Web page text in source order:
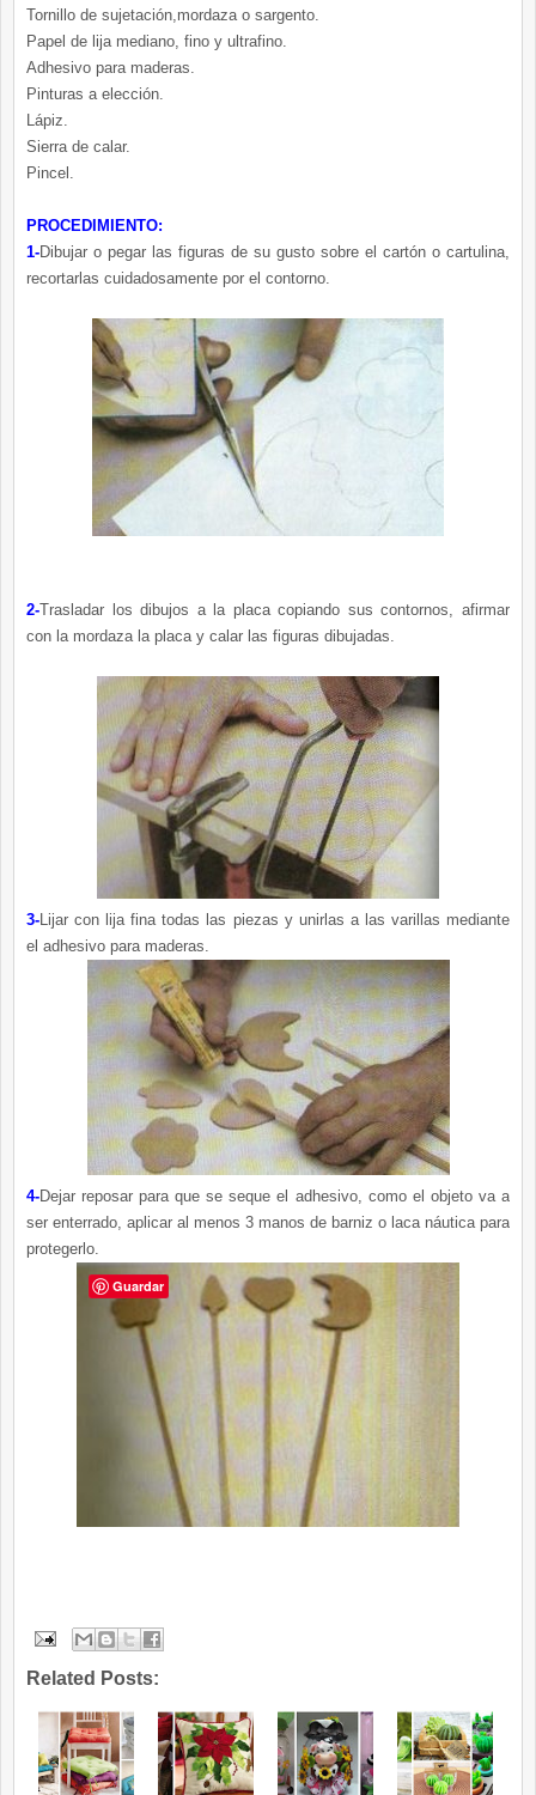
Tornillo de sujetación,mordaza o sargento.
Papel de lija mediano, fino y ultrafino.
Adhesivo para maderas.
Pinturas a elección.
Lápiz
Sierra de calar.
Pincel.
PROCEDIMIENTO:
1-Dibujar o pegar las figuras de su gusto sobre el cartón o cartulina,
recortarlas cuidadosamente por el contorno.
2-Trasladar los dibujos a la placa copiando sus contornos, afirmar
con la mordaza la placa y calar las figuras dibujadas.
3- Lijar con lija fina todas las piezas y unirlas a las varillas mediante
el adhesivo para maderas.
4-Dejar reposar para que se seque el adhesivo, como el objeto va a
ser enterrado, aplicar al menos 3 manos de barniz o laca náutica para
protegerlo.
Related Posts:
Guardar